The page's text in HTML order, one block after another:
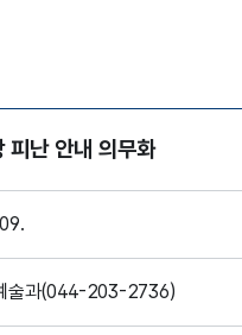
난 안내 의무화
술과(044-203-2736)